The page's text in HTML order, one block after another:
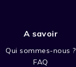
A savoir
Qui sommes-nous ?
FAQ